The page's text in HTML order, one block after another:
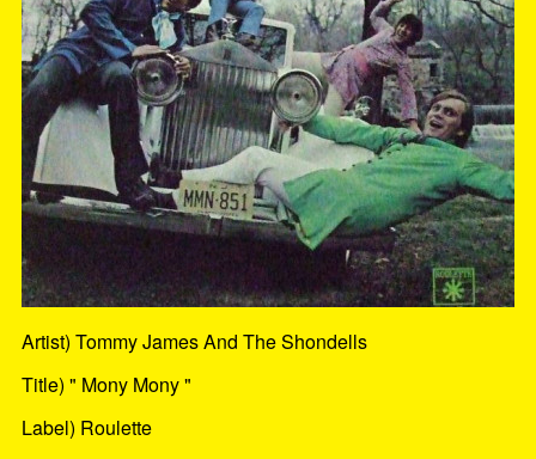
Artist) Tommy James And The Shondells
Title) " Mony Mony "
Label) Roulette